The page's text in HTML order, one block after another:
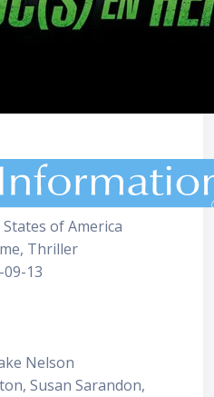
of America
Thriller
09-13
Nelson
Susan Sarandon,